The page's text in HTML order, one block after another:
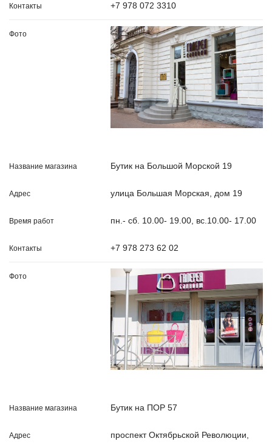
+7 978 072 3310
Бутик на Большой Морской 19
улица Большая Морская, дом 19
пн.- сб. 10.00- 19.00, вс.10.00- 17.00
+7 978 273 62 02
Бутик на ПОР 57
проспект Октябрьской Революции,